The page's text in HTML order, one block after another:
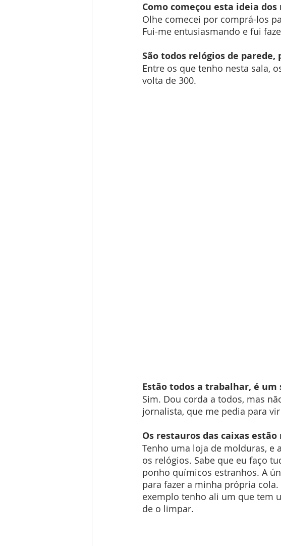
Como começou esta ideia dos
Olhe comecei por comprá-los
Fui-me entusiasmando e fui
São todos relógios de parede,
Entre os que tenho nesta sala,
volta de 300.
Estão todos a trabalhar, é
Sim. Dou corda a todos, mas
jornalista, que me pedia para
Os restauros das caixas
Tenho uma loja de molduras, e
os relógios. Sabe que eu faço
ponho químicos estranhos. A
para fazer a minha própria
exemplo tenho ali um que tem
de o limpar.